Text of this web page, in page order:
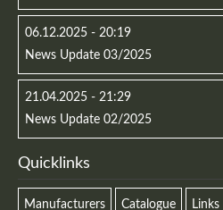
06.12.2025 - 20:19
News Update 03/2025
21.04.2025 - 21:29
News Update 02/2025
Quicklinks
Manufacturers Catalogue Links